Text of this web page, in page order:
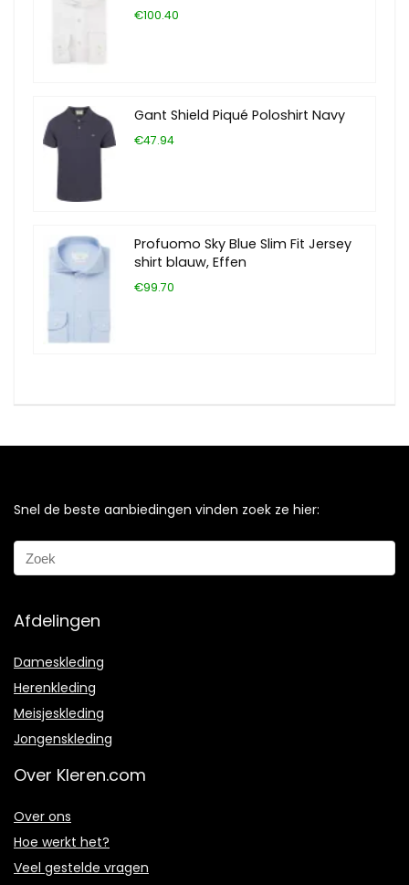
€100.40
Gant Shield Piqué Poloshirt Navy
€47.94
Profuomo Sky Blue Slim Fit Jersey
shirt blauw, Effen
€99.70
Snel de beste aanbiedingen vinden zoek ze hier:
Afdelingen
Dameskleding
Herenkleding
Meisjeskleding
Jongenskleding
Over Kleren.com
Over ons
Hoe werkt het?
Veel gestelde vragen